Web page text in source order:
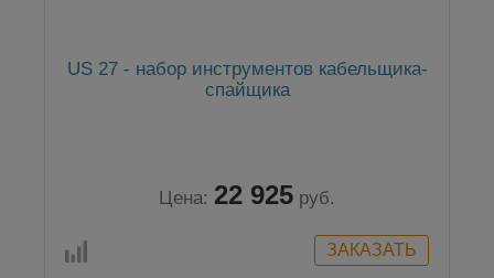
US 27 - набор инструментов кабельщика-
спайщика
Цена: 22 925 руб.